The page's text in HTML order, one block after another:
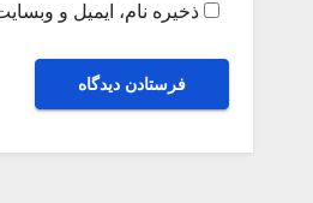
ذخیره نام، ایمیل و